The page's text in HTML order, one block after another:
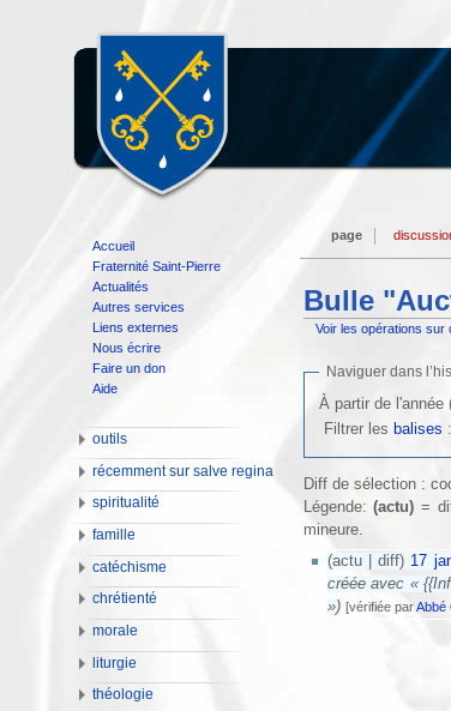
Bulle
Voir les opérations sur
Naviguer dans
À partir de l'année
Filtrer les balises :
Diff de sélection :
Légende:(actu) =
mineure.
(actu | diff) 17
créée avec «
») [vérifiée parAbbé
page
Accueil
Fraternité Saint-Pierre
Actualités
Autres services
Liens externes
Nous écrire
Faire un don
Aide
outils
récemment sur salve regina
spiritualité
famille
catéchisme
chrétienté
morale
liturgie
théologie